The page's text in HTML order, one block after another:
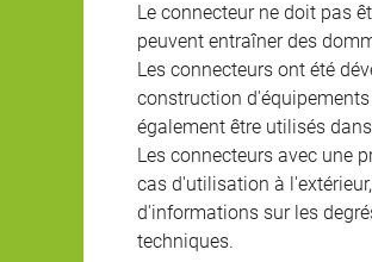
Le connecteur ne doit pas
peuvent entraîner des
Les connecteurs ont été
construction
également être utilisés
Les connecteurs avec une
cas d'utilisation à
d'informations sur les
techniques.